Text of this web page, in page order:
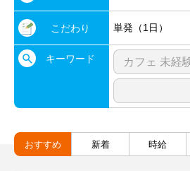
こだわり 単発（1日）
キーワード
おすすめ 新着 時給